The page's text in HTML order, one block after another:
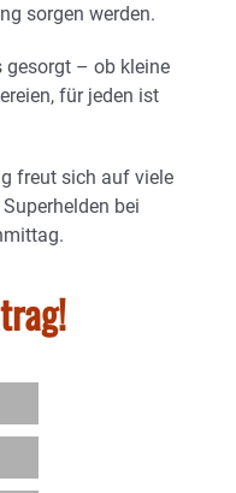
sorgen werden.
gesorgt – ob kleine
für jeden ist
freut sich auf viele
bei